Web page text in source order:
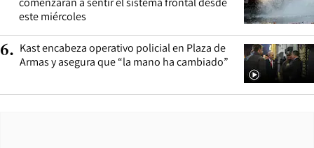
este miércoles
6. Kast encabeza operativo policial en Plaza de
Armas y asegura que “la mano ha cambiado”